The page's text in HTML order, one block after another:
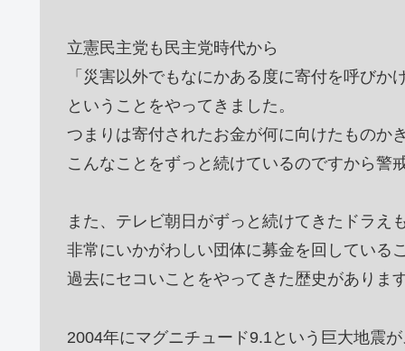
立憲民主党も民主党時代から
「災害以外でもなにかある度に寄付を呼びか
ということをやってきました。
つまりは寄付されたお金が何に向けたものか
こんなことをずっと続けているのですから警
また、テレビ朝日がずっと続けてきたドラえ
非常にいかがわしい団体に募金を回している
過去にセコいことをやってきた歴史がありま
2004年にマグニチュード9.1という巨大地震